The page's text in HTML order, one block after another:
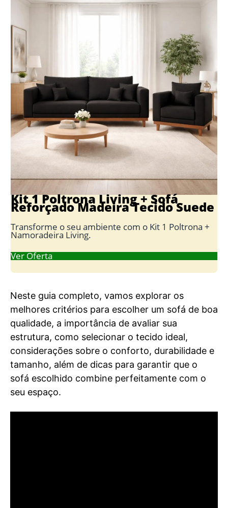
Kit 1 Poltrona Living + Sofá
Reforçado Madeira Tecido Suede
Transforme o seu ambiente com o Kit 1 Poltrona +
Namoradeira Living.
Ver Oferta
Neste guia completo, vamos explorar os
melhores critérios para escolher um sofá de boa
qualidade, a importância de avaliar sua
estrutura, como selecionar o tecido ideal,
considerações sobre o conforto, durabilidade e
tamanho, além de dicas para garantir que o
sofá escolhido combine perfeitamente com o
seu espaço.